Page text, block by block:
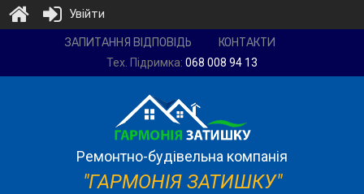
компанія
ЗАПИТАННЯ ВІДПОВІДЬ КОНТАКТИ
Тех. Підримка: 068 008 94 13
Ремонтно-будівельна компанія
"ГАРМОНІЯ ЗАТИШКУ"
Увійти